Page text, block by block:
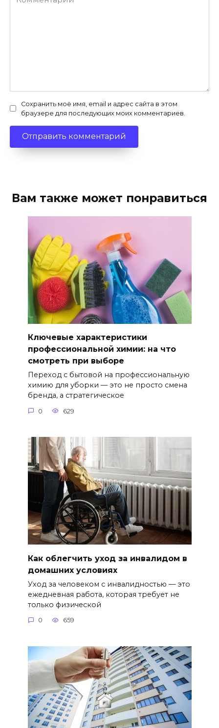
Сохранить моё имя, email и адрес сайта в этом
браузере для последующих моих комментариев.
Вам также может понравиться
Ключевые характеристики
профессиональной химии: на что
смотреть при выборе
Переход с бытовой на профессиональную
химию для уборки — это не просто смена
бренда, а стратегическое
0 629
Как облегчить уход за инвалидом в
домашних условиях
Уход за человеком с инвалидностью — это
ежедневная работа, которая требует не
только физической
0 659